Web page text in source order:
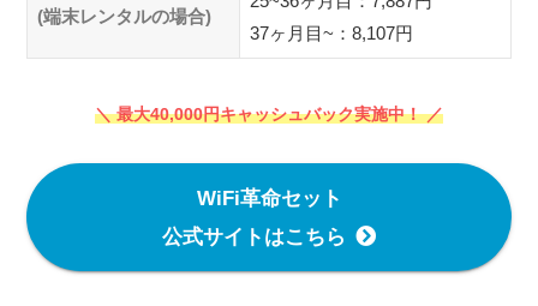
(端末レンタルの場合)
37ヶ月目~：8,107円
＼ 最大40,000円キャッシュバック実施中！ ／
WiFi革命セット
公式サイトはこちら